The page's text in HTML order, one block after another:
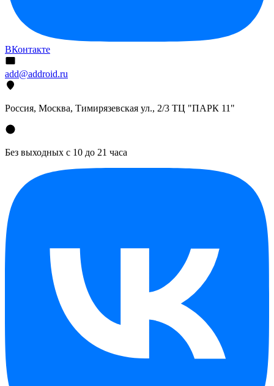
ВКонтакте
add@addroid.ru
Россия, Москва, Тимирязевская ул., 2/3 ТЦ "ПАРК 11"
Без выходных с 10 до 21 часа